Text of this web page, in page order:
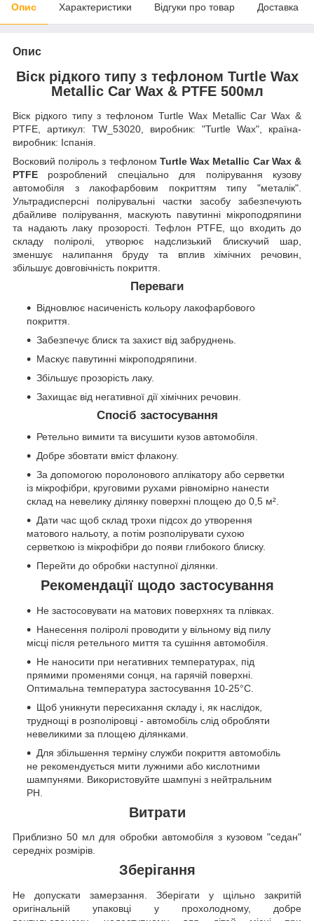
Опис Характеристики Відгуки про товар Доставка
Опис
Віск рідкого типу з тефлоном Turtle Wax
Metallic Car Wax & PTFE 500мл
Віск рідкого типу з тефлоном Turtle Wax Metallic Car Wax &
PTFE, артикул: TW_53020, виробник: "Turtle Wax", країна-
виробник: Іспанія.
Восковий поліроль з тефлоном Turtle Wax Metallic Car Wax &
PTFE розроблений спеціально для полірування кузову
автомобіля з лакофарбовим покриттям типу "металік".
Ультрадисперсні полірувальні частки засобу забезпечують
дбайливе полірування, маскують павутинні мікроподряпини
та надають лаку прозорості. Тефлон PTFE, що входить до
складу поліролі, утворює надслизький блискучий шар,
зменшує налипання бруду та вплив хімічних речовин,
збільшує довговічність покриття.
Переваги
Відновлює насиченість кольору лакофарбового
покриття.
Забезпечує блиск та захист від забруднень.
Маскує павутинні мікроподряпини.
Збільшує прозорість лаку.
Захищає від негативної дії хімічних речовин.
Спосіб застосування
Ретельно вимити та висушити кузов автомобіля.
Добре збовтати вміст флакону.
За допомогою поролонового аплікатору або серветки
із мікрофібри, круговими рухами рівномірно нанести
склад на невелику ділянку поверхні площею до 0,5 м².
Дати час щоб склад трохи підсох до утворення
матового нальоту, а потім розполірувати сухою
серветкою із мікрофібри до появи глибокого блиску.
Перейти до обробки наступної ділянки.
Рекомендації щодо застосування
Не застосовувати на матових поверхнях та плівках.
Нанесення поліролі проводити у вільному від пилу
місці після ретельного миття та сушіння автомобіля.
Не наносити при негативних температурах, під
прямими променями сонця, на гарячій поверхні.
Оптимальна температура застосування 10-25°C.
Щоб уникнути пересихання складу і, як наслідок,
труднощі в розполіровці - автомобіль слід обробляти
невеликими за площею ділянками.
Для збільшення терміну служби покриття автомобіль
не рекомендується мити лужними або кислотними
шампунями. Використовуйте шампуні з нейтральним
PH.
Витрати
Приблизно 50 мл для обробки автомобіля з кузовом "седан"
середніх розмірів.
Зберігання
Не допускати замерзання. Зберігати у щільно закритій
оригінальній упаковці у прохолодному, добре